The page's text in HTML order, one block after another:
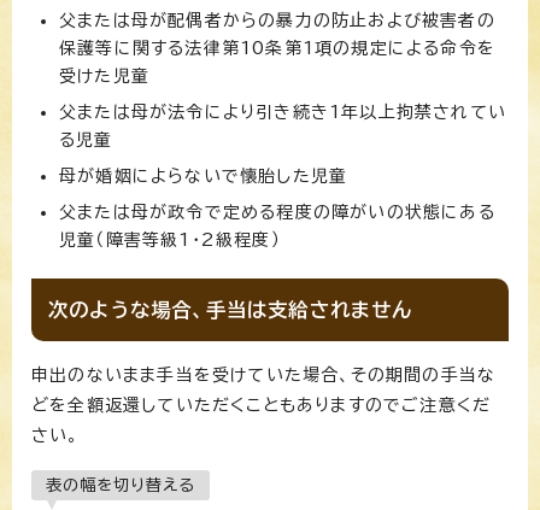
父または母が配偶者からの暴力の防止および被害者の
保護等に関する法律第10条第1項の規定による命令を
受けた児童
父または母が法令により引き続き1年以上拘禁されてい
る児童
母が婚姻によらないで懐胎した児童
父または母が政令で定める程度の障がいの状態にある
児童（障害等級1・2級程度）
次のような場合、手当は支給されません
申出のないまま手当を受けていた場合、その期間の手当な
どを全額返還していただくこともありますのでご注意くだ
さい。
表の幅を切り替える